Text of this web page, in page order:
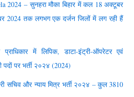
2024 – सुनहरा मौका बिहार में कल 18 अक्‍टूबर
2024 तक लगभग एक दर्जन जि‍लों में लग रही हैं
प्राधिकार में लि‍पिक, डाटा-इंट्री-ऑपरेटर एवं
पदाें पर भर्ती २०२४ (2024)
सचिव और न्‍याय मित्र भर्ती २०२४ – कुल 3810